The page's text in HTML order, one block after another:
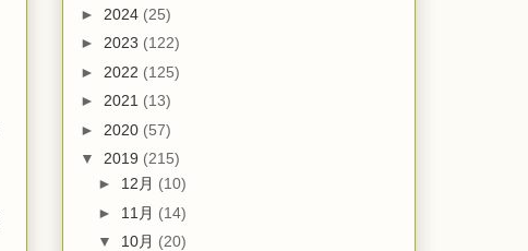
► 2024 (25)
► 2023 (122)
► 2022 (125)
► 2021 (13)
► 2020 (57)
▼ 2019 (215)
► 12月 (10)
► 11月 (14)
▼ 10月 (20)